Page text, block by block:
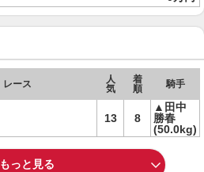
レース
人
気
着
順
騎手
13 8
▲田中
勝春
(50.0kg)
もっと見る